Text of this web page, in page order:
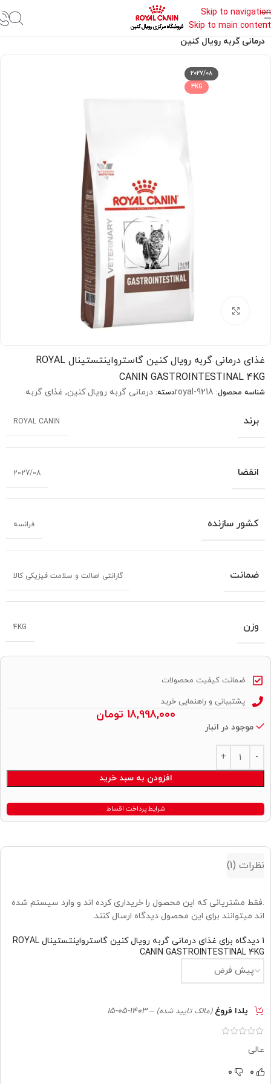
Skip to navigation
Skip to main content
خانه غذای درمانی رویال کنین
درمانی گربه رویال کنین
2027/08
4KG
غذای درمانی گربه رویال کنین گاسترواینتستینال ROYAL
CANIN GASTROINTESTINAL 4KG
شناسه محصول: royal-9218دسته: درمانی گربه رویال کنین, غذای گربه
برند ROYAL CANIN
انقضا 2027/08
کشور سازنده فرانسه
ضمانت گارانتی اصالت و سلامت فیزیکی کالا
وزن 4KG
ضمانت کیفیت محصولات
پشتیبانی و راهنمایی خرید
18,998,000 تومان
موجود در انبار
افزودن به سبد خرید
Alternative:
شرایط پرداخت اقساط
نظرات (1)
1 دیدگاه برای
غذای درمانی گربه رویال کنین گاسترواینتستینال ROYAL
CANIN GASTROINTESTINAL 4KG
یلدا فروغ(مالک تایید شده) –
1403-05-15
عالی
0
0
.فقط مشتریانی که این محصول را خریداری کرده اند و وارد سیستم شده
اند میتوانند برای این محصول دیدگاه ارسال کنند.